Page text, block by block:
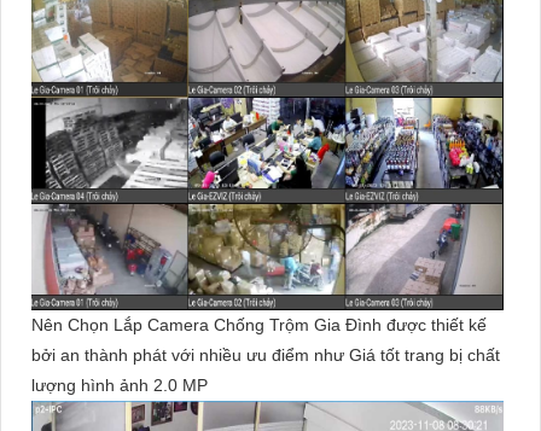
Nên Chọn Lắp Camera Chống Trộm Gia Đình được thiết kế
bởi an thành phát với nhiều ưu điểm như Giá tốt trang bị chất
lượng hình ảnh 2.0 MP